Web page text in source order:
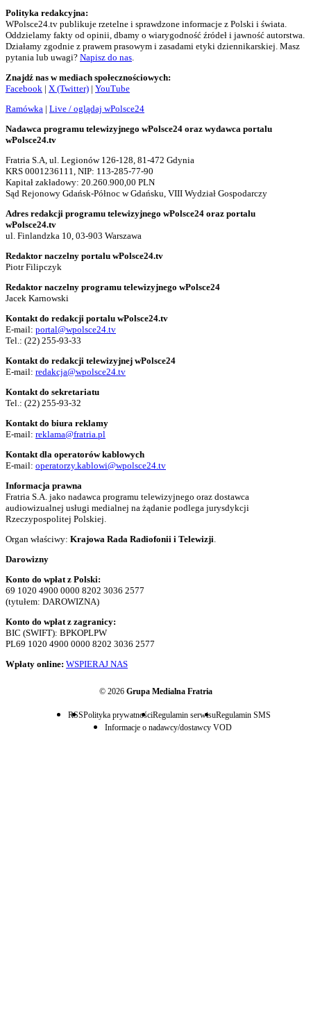
Polityka redakcyjna:
WPolsce24.tv publikuje rzetelne i sprawdzone informacje z Polski i świata.
Oddzielamy fakty od opinii, dbamy o wiarygodność źródeł i jawność autorstwa.
Działamy zgodnie z prawem prasowym i zasadami etyki dziennikarskiej. Masz
pytania lub uwagi? Napisz do nas.
Znajdź nas w mediach społecznościowych:
Facebook | X (Twitter) | YouTube
Ramówka | Live / oglądaj wPolsce24
Nadawca programu telewizyjnego wPolsce24 oraz wydawca portalu
wPolsce24.tv
Fratria S.A, ul. Legionów 126-128, 81-472 Gdynia
KRS 0001236111, NIP: 113-285-77-90
Kapitał zakładowy: 20.260.900,00 PLN
Sąd Rejonowy Gdańsk-Północ w Gdańsku, VIII Wydział Gospodarczy
Adres redakcji programu telewizyjnego wPolsce24 oraz portalu
wPolsce24.tv
ul. Finlandzka 10, 03-903 Warszawa
Redaktor naczelny portalu wPolsce24.tv
Piotr Filipczyk
Redaktor naczelny programu telewizyjnego wPolsce24
Jacek Karnowski
Kontakt do redakcji portalu wPolsce24.tv
E-mail: portal@wpolsce24.tv
Tel.: (22) 255-93-33
Kontakt do redakcji telewizyjnej wPolsce24
E-mail: redakcja@wpolsce24.tv
Kontakt do sekretariatu
Tel.: (22) 255-93-32
Kontakt do biura reklamy
E-mail: reklama@fratria.pl
Kontakt dla operatorów kablowych
E-mail: operatorzy.kablowi@wpolsce24.tv
Informacja prawna
Fratria S.A. jako nadawca programu telewizyjnego oraz dostawca
audiowizualnej usługi medialnej na żądanie podlega jurysdykcji
Rzeczypospolitej Polskiej.
Organ właściwy: Krajowa Rada Radiofonii i Telewizji.
Darowizny
Konto do wpłat z Polski:
69 1020 4900 0000 8202 3036 2577
(tytułem: DAROWIZNA)
Konto do wpłat z zagranicy:
BIC (SWIFT): BPKOPLPW
PL69 1020 4900 0000 8202 3036 2577
Wpłaty online: WSPIERAJ NAS
© 2026 Grupa Medialna Fratria
RSSPolityka prywatnościRegulamin serwisuRegulamin SMS
Informacje o nadawcy/dostawcy VOD